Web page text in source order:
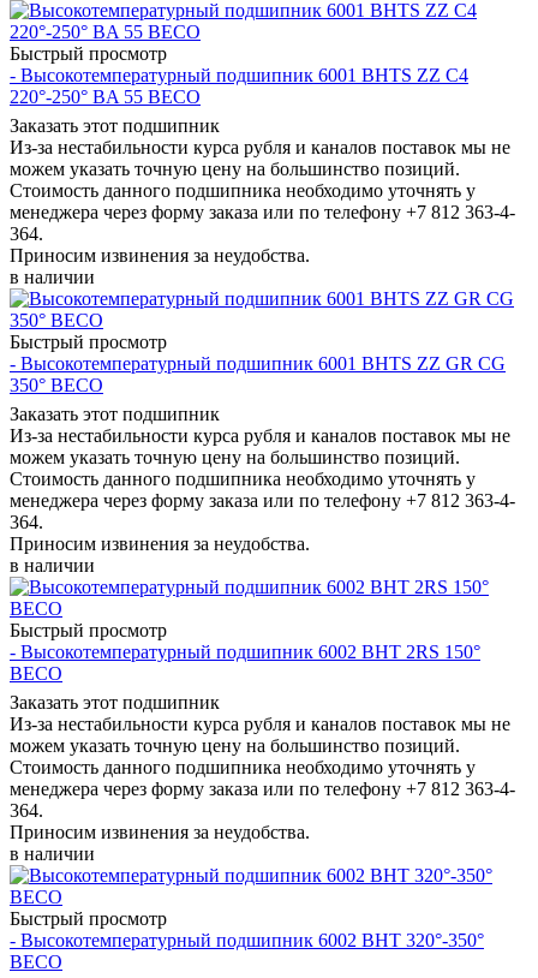
Быстрый просмотр
- Высокотемпературный подшипник 6001 BHTS ZZ C4
220°-250° BA 55 BECO
Заказать этот подшипник
Из-за нестабильности курса рубля и каналов поставок мы не
можем указать точную цену на большинство позиций.
Стоимость данного подшипника необходимо уточнять у
менеджера через форму заказа или по телефону +7 812 363-4-
364.
Приносим извинения за неудобства.
в наличии
Быстрый просмотр
- Высокотемпературный подшипник 6001 BHTS ZZ GR CG
350° BECO
Заказать этот подшипник
Из-за нестабильности курса рубля и каналов поставок мы не
можем указать точную цену на большинство позиций.
Стоимость данного подшипника необходимо уточнять у
менеджера через форму заказа или по телефону +7 812 363-4-
364.
Приносим извинения за неудобства.
в наличии
Быстрый просмотр
- Высокотемпературный подшипник 6002 BHT 2RS 150°
BECO
Заказать этот подшипник
Из-за нестабильности курса рубля и каналов поставок мы не
можем указать точную цену на большинство позиций.
Стоимость данного подшипника необходимо уточнять у
менеджера через форму заказа или по телефону +7 812 363-4-
364.
Приносим извинения за неудобства.
в наличии
Быстрый просмотр
- Высокотемпературный подшипник 6002 BHT 320°-350°
BECO